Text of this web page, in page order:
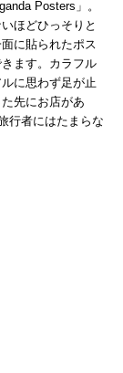
Posters」。
ほどひっそりと
に貼られたポス
ます。カラフル
に思わず足が止
先にお店があ
行者にはたまらな